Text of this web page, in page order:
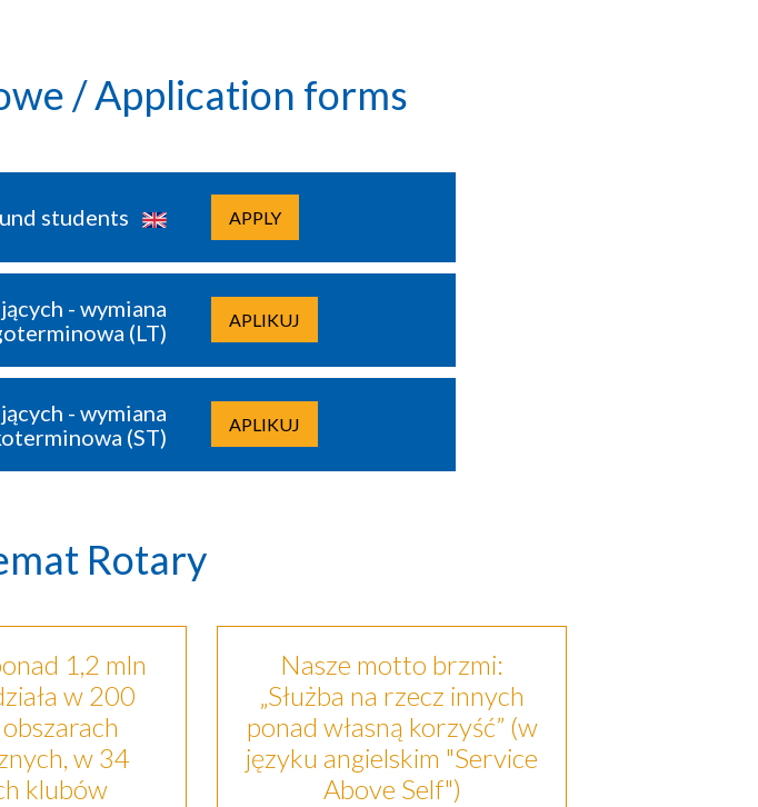
/ Application forms
students APPLY
- wymiana
(LT)
APLIKUJ
- wymiana
(ST)
APLIKUJ
Rotary
1,2 mln
w 200
w 34
klubów
Nasze motto brzmi:
„Służba na rzecz innych
ponad własną korzyść” (w
języku angielskim "Service
Above Self")